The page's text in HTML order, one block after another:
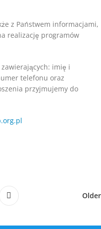
z Państwem informacjami,
realizację programów
zawierających: imię i
telefonu oraz
przyjmujemy do
Older